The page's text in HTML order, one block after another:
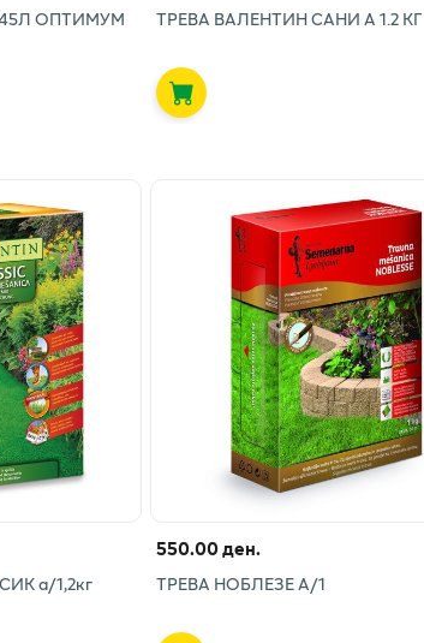
ОПТИМУМ ТРЕВА ВАЛЕНТИН САНИ А 1.2 КГ
а/1,2кг
550.00 ден.
ТРЕВА НОБЛЕЗЕ А/1